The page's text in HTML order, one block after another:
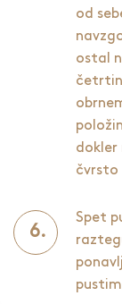
od
ostal
dokler
čvrsto
Spet